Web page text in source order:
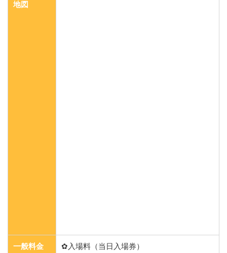
地図
一般料金
✿入場料（当日入場券）